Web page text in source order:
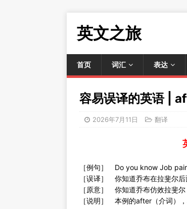
英文之旅
首页 词汇 表达
容易误译的英语 |
2026年7月11日 翻译
［例句］ Do you know Job
［误译］ 你知道乔布在拉斐尔
［原意］ 你知道乔布仿效拉斐
［说明］ 本例的after（介词），